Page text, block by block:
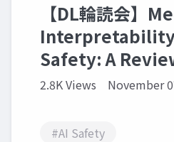
【DL輪読会】
Safety: A
2.8K Views November
#AI Safety